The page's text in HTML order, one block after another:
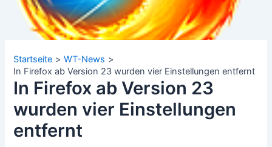
Startseite
WT-News
In Firefox ab Version 23 wurden vier Einstellungen entfernt
In Firefox ab Version 23
wurden vier Einstellungen
entfernt